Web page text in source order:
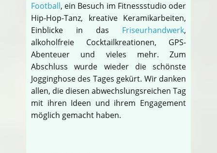
Football, ein Besuch im Fitnessstudio oder
Hip-Hop-Tanz, kreative Keramikarbeiten,
Einblicke in das Friseurhandwerk,
alkoholfreie Cocktailkreationen, GPS-
Abenteuer und vieles mehr. Zum
Abschluss wurde wieder die schönste
Jogginghose des Tages gekürt. Wir danken
allen, die diesen abwechslungsreichen Tag
mit ihren Ideen und ihrem Engagement
möglich gemacht haben.